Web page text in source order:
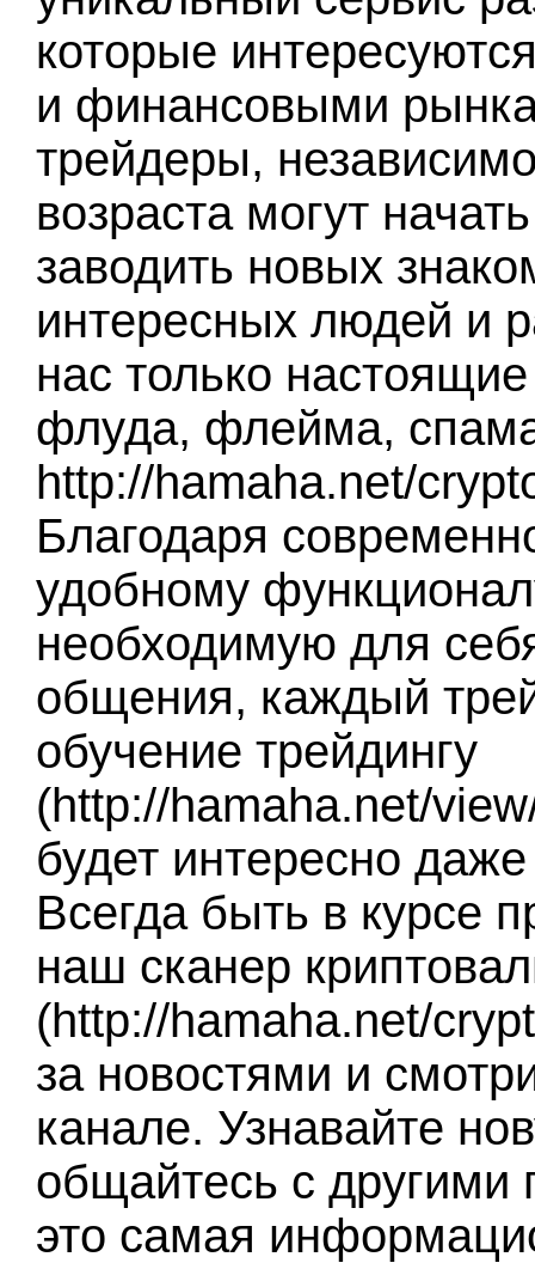
которые
и финансовыми
трейдеры,
возраста могут
заводить новых
интересных людей и
нас только
флуда, флейма,
http://hamaha.net/
Благодаря
удобному
необходимую для
общения, каждый
обучение трейдингу
(http://hamaha.net/
будет интересно
Всегда быть в курсе
наш сканер
(http://hamaha.net/
за новостями и
канале. Узнавайте
общайтесь с другими
это самая